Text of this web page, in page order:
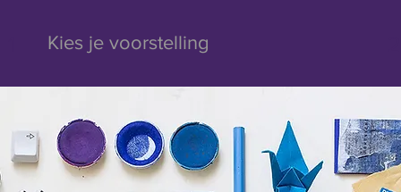
Kies je voorstelling